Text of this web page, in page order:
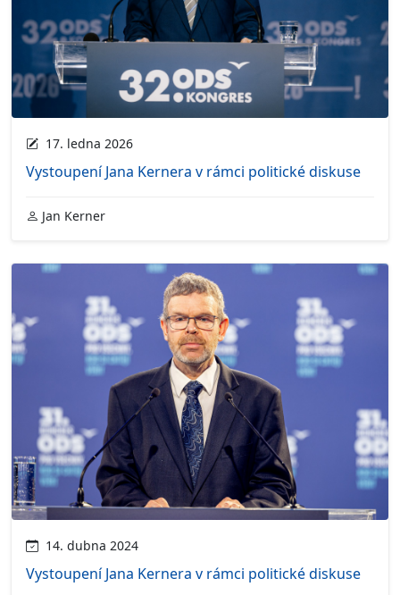
17. ledna 2026
Vystoupení Jana Kernera v rámci politické diskuse
Jan Kerner
14. dubna 2024
Vystoupení Jana Kernera v rámci politické diskuse